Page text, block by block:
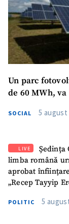
Un parc
de 60 MWh,
SOCIAL 5 august
LIVE
Ședința
limba română
aprobat
„Recep Tayyip
POLITIC 5